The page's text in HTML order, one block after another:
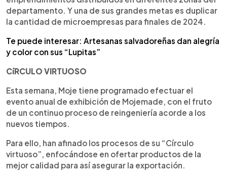
departamento. Y una de sus grandes metas es duplicar
la cantidad de microempresas para finales de 2024.
Te puede interesar: Artesanas salvadoreñas dan alegría
y color con sus “Lupitas”
CíRCULO VIRTUOSO
Esta semana, Moje tiene programado efectuar el
evento anual de exhibición de Mojemade, con el fruto
de un continuo proceso de reingeniería acorde a los
nuevos tiempos.
Para ello, han afinado los procesos de su “Círculo
virtuoso”, enfocándose en ofertar productos de la
mejor calidad para así asegurar la exportación.